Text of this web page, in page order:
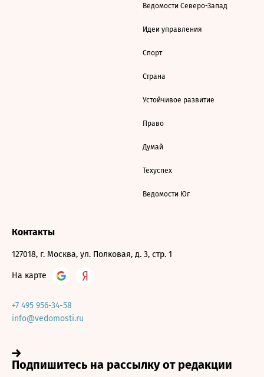
Ведомости Северо-Запад
Идеи управления
Спорт
Страна
Устойчивое развитие
Право
Думай
Техуспех
Ведомости Юг
Контакты
127018, г. Москва, ул. Полковая, д. 3, стр. 1
На карте
+7 495 956-34-58
info@vedomosti.ru